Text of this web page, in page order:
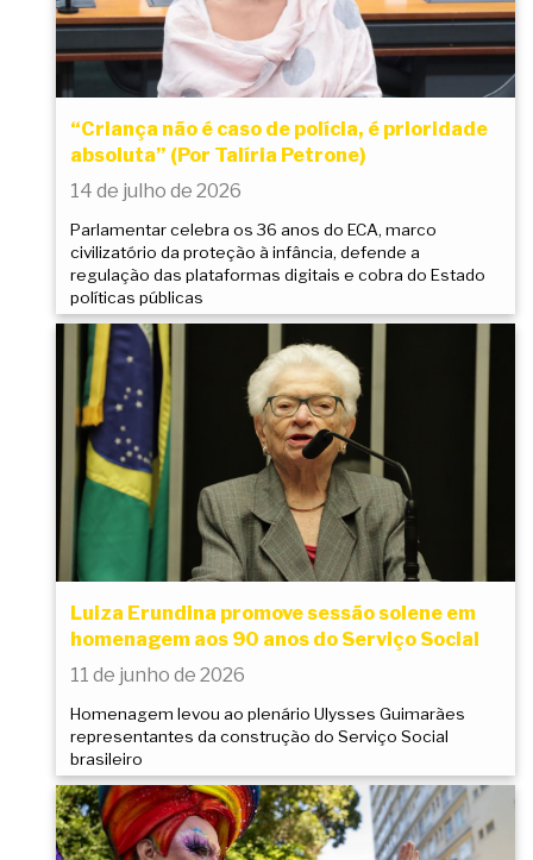
“Criança não é caso de polícia, é prioridade
absoluta” (Por Talíria Petrone)
14 de julho de 2026
Parlamentar celebra os 36 anos do ECA, marco
civilizatório da proteção à infância, defende a
regulação das plataformas digitais e cobra do Estado
políticas públicas
Luiza Erundina promove sessão solene em
homenagem aos 90 anos do Serviço Social
11 de junho de 2026
Homenagem levou ao plenário Ulysses Guimarães
representantes da construção do Serviço Social
brasileiro